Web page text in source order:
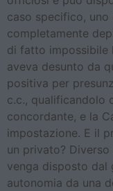
caso specifico,
completamente
di fatto impossibile
aveva desunto da
positiva per
c.c., qualificandolo
concordante, e la
impostazione. E il
un privato?
venga disposto dal
autonomia da una